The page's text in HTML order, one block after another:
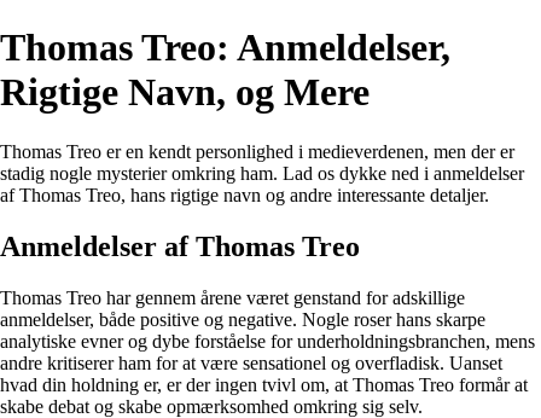
Thomas Treo: Anmeldelser,
Rigtige Navn, og Mere
Thomas Treo er en kendt personlighed i medieverdenen, men der er
stadig nogle mysterier omkring ham. Lad os dykke ned i anmeldelser
af Thomas Treo, hans rigtige navn og andre interessante detaljer.
Anmeldelser af Thomas Treo
Thomas Treo har gennem årene været genstand for adskillige
anmeldelser, både positive og negative. Nogle roser hans skarpe
analytiske evner og dybe forståelse for underholdningsbranchen, mens
andre kritiserer ham for at være sensationel og overfladisk. Uanset
hvad din holdning er, er der ingen tvivl om, at Thomas Treo formår at
skabe debat og skabe opmærksomhed omkring sig selv.